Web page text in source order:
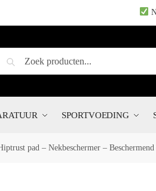
Zoeken
Zoeken
SPORTVOEDING
pad – Nekbeschermer –